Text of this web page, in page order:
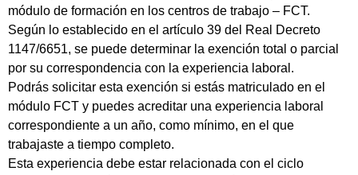
módulo de formación en los centros de trabajo – FCT.
Según lo establecido en el artículo 39 del Real Decreto
1147/6651, se puede determinar la exención total o parcial
por su correspondencia con la experiencia laboral.
Podrás solicitar esta exención si estás matriculado en el
módulo FCT y puedes acreditar una experiencia laboral
correspondiente a un año, como mínimo, en el que
trabajaste a tiempo completo.
Esta experiencia debe estar relacionada con el ciclo